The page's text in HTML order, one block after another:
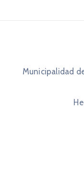
Municipalidad